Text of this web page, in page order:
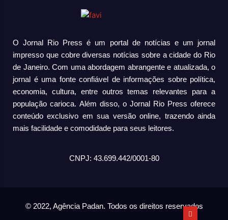
O Jornal Rio Press é um portal de notícias e um jornal
impresso que cobre diversas notícias sobre a cidade do Rio
de Janeiro. Com uma abordagem abrangente e atualizada, o
jornal é uma fonte confiável de informações sobre política,
economia, cultura, entre outros temas relevantes para a
população carioca. Além disso, o Jornal Rio Press oferece
conteúdo exclusivo em sua versão online, trazendo ainda
mais facilidade e comodidade para seus leitores.
CNPJ: 43.699.442/0001-80
© 2022, Agência Padan. Todos os direitos reservados